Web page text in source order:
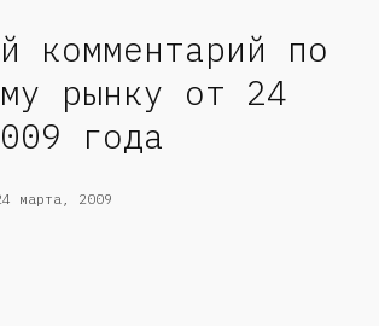
комментарий по
рынку от 24
года
марта, 2009